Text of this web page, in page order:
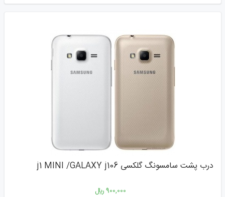
درب پشت سامسونگ گلکسی j1 MINI /GALAXY j106
900,000 ﷼